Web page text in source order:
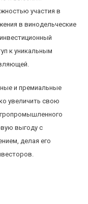
участия в
в винодельческие
к уникальным
и премиальные
увеличить свою
выгоду с
делая его